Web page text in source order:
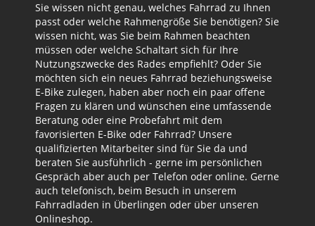
Sie wissen nicht genau, welches Fahrrad zu Ihnen
passt oder welche Rahmengröße Sie benötigen? Sie
wissen nicht, was Sie beim Rahmen beachten
müssen oder welche Schaltart sich für Ihre
Nutzungszwecke des Rades empfiehlt? Oder Sie
möchten sich ein neues Fahrrad beziehungsweise
E-Bike zulegen, haben aber noch ein paar offene
Fragen zu klären und wünschen eine umfassende
Beratung oder eine Probefahrt mit dem
favorisierten E-Bike oder Fahrrad? Unsere
qualifizierten Mitarbeiter sind für Sie da und
beraten Sie ausführlich - gerne im persönlichen
Gespräch aber auch per Telefon oder online. Gerne
auch telefonisch, beim Besuch in unserem
Fahrradladen in Überlingen oder über unseren
Onlineshop.